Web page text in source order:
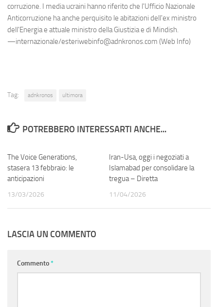
corruzione. I media ucraini hanno riferito che l'Ufficio Nazionale
Anticorruzione ha anche perquisito le abitazioni dell'ex ministro
dell'Energia e attuale ministro della Giustizia e di Mindish.
—internazionale/esteriwebinfo@adnkronos.com (Web Info)
Tag: adnkronos ultimora
POTREBBERO INTERESSARTI ANCHE...
The Voice Generations,
stasera 13 febbraio: le
anticipazioni
13/03/2026
Iran-Usa, oggi i negoziati a
Islamabad per consolidare la
tregua – Diretta
11/04/2026
LASCIA UN COMMENTO
Commento*